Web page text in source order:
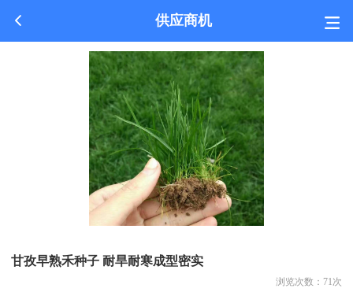
供应商机
甘孜早熟禾种子 耐旱耐寒成型密实
浏览次数： 71 次